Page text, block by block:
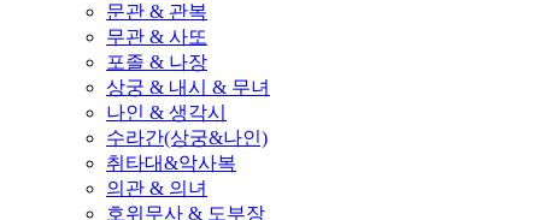
문관 & 관복
무관 & 사또
포졸 & 나장
상궁 & 내시 & 무녀
나인 & 생각시
수라간(상궁&나인)
취타대&악사복
의관 & 의녀
호위무사 & 도부장